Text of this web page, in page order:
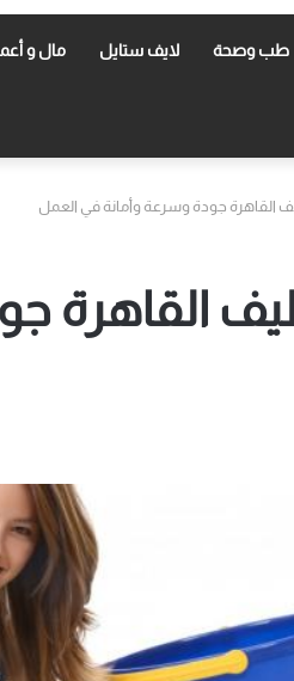
طب وصحة لايف ستايل مال و
القاهرة جودة وسرعة وأمانة في العمل
القاهرة